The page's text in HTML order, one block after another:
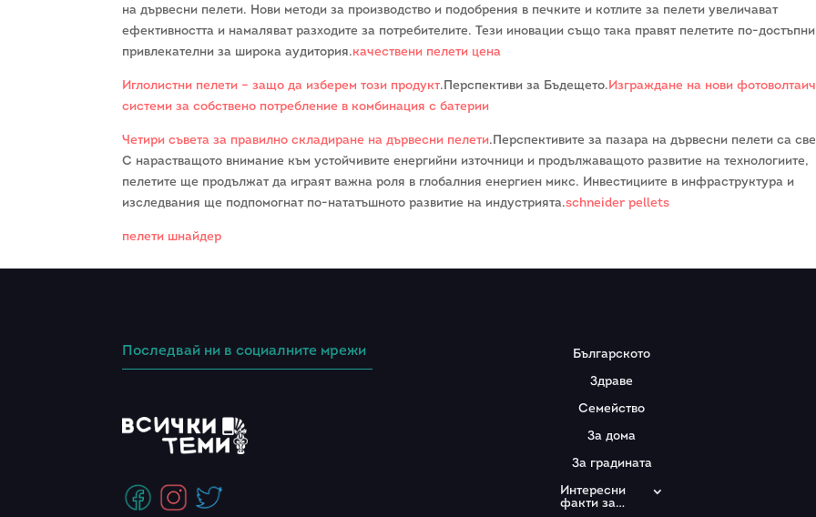
на дървесни пелети. Нови методи за производство и подобрения в печките и котлите за пелети увеличават
ефективността и намаляват разходите за потребителите. Тези иновации също така правят пелетите по-
привлекателни за широка аудитория.качествени пелети цена
Иглолистни пелети – защо да изберем този продукт.Перспективи за Бъдещето. Изграждане на нови
системи за собствено потребление в комбинация с батерии
Четири съвета за правилно складиране на дървесни пелети.Перспективите за пазара на дървесни пелети са
С нарастващото внимание към устойчивите енергийни източници и продължаващото развитие на технологиите,
пелетите ще продължат да играят важна роля в глобалния енергиен микс. Инвестициите в инфраструктура и
изследвания ще подпомогнат по-нататъшното развитие на индустрията.schneider pellets
пелети шнайдер
Последвай ни в социалните мрежи
Българското
Здраве
Семейство
За дома
За градината
Интересни
факти за…